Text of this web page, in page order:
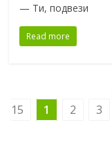
— Ти, подвези
Read more
15
1 2 3